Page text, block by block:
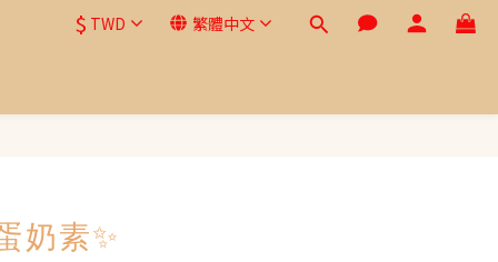
$ TWD 繁體中文
奶素✨